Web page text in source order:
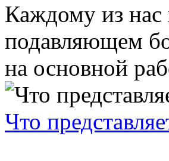
Каждому из нас
подавляющем
на основной
Что